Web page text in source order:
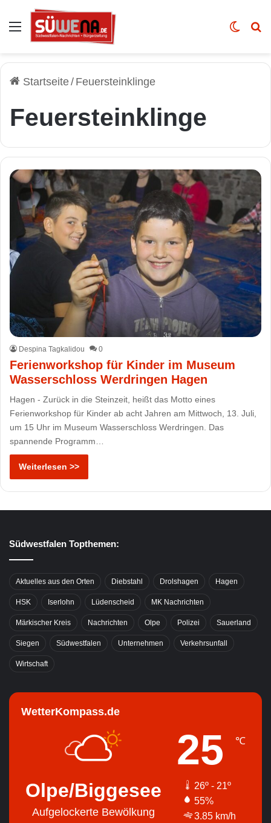
Auswahl Skin
Startseite/ Feuersteinklinge
Feuersteinklinge
Despina Tagkalidou 0
Ferienworkshop für Kinder im Museum
Wasserschloss Werdringen Hagen
Hagen - Zurück in die Steinzeit, heißt das Motto eines
Ferienworkshop für Kinder ab acht Jahren am Mittwoch, 13. Juli,
um 15 Uhr im Museum Wasserschloss Werdringen. Das
spannende Programm…
Weiterlesen >>
Südwestfalen Topthemen:
Aktuelles aus den Orten Diebstahl Drolshagen Hagen
HSK Iserlohn Lüdenscheid MK Nachrichten
Märkischer Kreis Nachrichten Olpe Polizei Sauerland
Siegen Südwestfalen Unternehmen Verkehrsunfall
Wirtschaft
WetterKompass.de
Olpe/Biggesee
Aufgelockerte Bewölkung
25 ℃
26º - 21º
55%
3.85 km/h